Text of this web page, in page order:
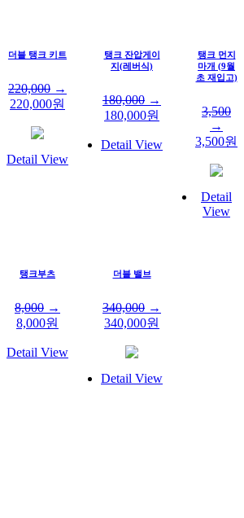
더블 탱크 키트
220,000 →
220,000원
Detail View
탱크 잔압게이
지(레버식)
180,000 →
180,000원
Detail View
탱크 먼지
마개 (9월
초 재입고)
3,500
→
3,500원
Detail
View
탱크부츠
8,000 →
8,000원
Detail View
더블 밸브
340,000 →
340,000원
Detail View